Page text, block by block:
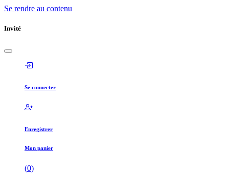
Se rendre au contenu
Invité
Se connecter
Enregistrer
Mon panier
(0)